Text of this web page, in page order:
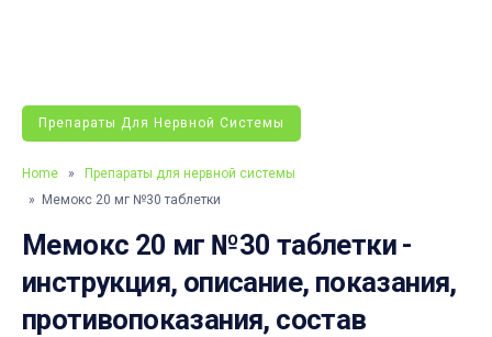
Препараты Для Нервной Системы
Home »
Препараты для нервной системы
» Мемокс 20 мг №30 таблетки
Мемокс 20 мг №30 таблетки -
инструкция, описание, показания,
противопоказания, состав